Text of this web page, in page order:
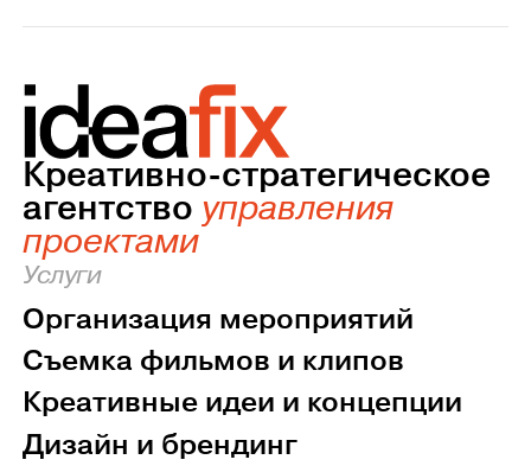
Креативно-стратегическое
агентство управления
проектами
Услуги
Организация мероприятий
Съемка фильмов и клипов
Креативные идеи и концепции
Дизайн и брендинг